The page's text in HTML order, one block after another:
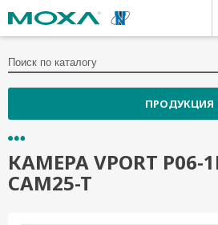
ПРОДУКЦИЯ
КАМЕРА VPORT P06-
CAM25-T